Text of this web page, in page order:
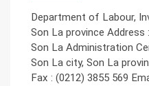
Department of Labour,
Son La province Address
Son La Administration
Son La city, Son La
Fax : (0212) 3855 569